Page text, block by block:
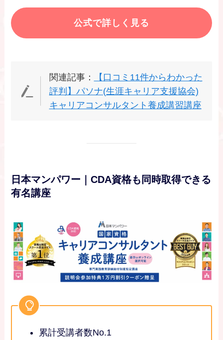
公式で詳しく見る
関連記事：
【口コミ11件からわかった
評判】パソナ(生涯キャリア支援協会)
キャリアコンサルタント養成講習講座
日本マンパワー｜CDA資格も同時取得できる
有名講座
累計受講者数No.1